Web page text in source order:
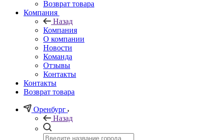
Возврат товара
Компания
Назад
Компания
О компании
Новости
Команда
Отзывы
Контакты
Контакты
Возврат товара
Оренбург
Назад